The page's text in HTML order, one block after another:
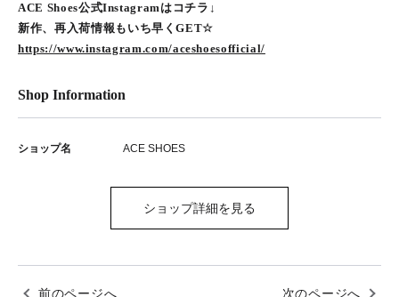
ACE Shoes公式Instagramはコチラ↓
新作、再入荷情報もいち早くGET☆
https://www.instagram.com/aceshoesofficial/
Shop Information
ショップ名 ACE SHOES
ショップ詳細を見る
前のページへ 次のページへ